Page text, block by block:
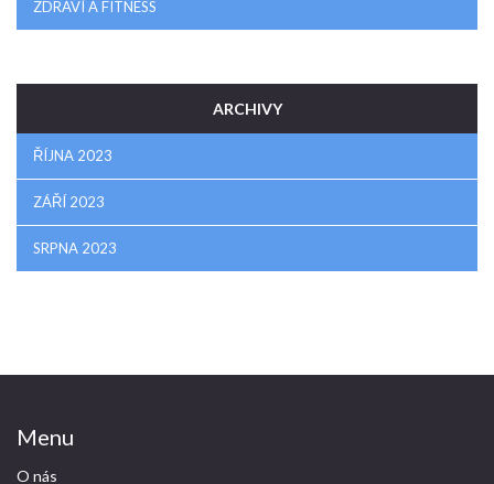
ZDRAVÍ A FITNESS
ARCHIVY
ŘÍJNA 2023
ZÁŘÍ 2023
SRPNA 2023
Menu
O nás